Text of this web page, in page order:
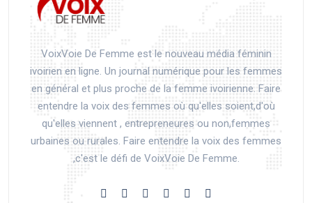
VoixVoie De Femme est le nouveau média féminin
ivoirien en ligne. Un journal numérique pour les femmes
en général et plus proche de la femme ivoirienne. Faire
entendre la voix des femmes où qu'elles soient,d'où
qu'elles viennent , entrepreneures ou non,femmes
urbaines ou rurales. Faire entendre la voix des femmes
,c'est le défi de VoixVoie De Femme.